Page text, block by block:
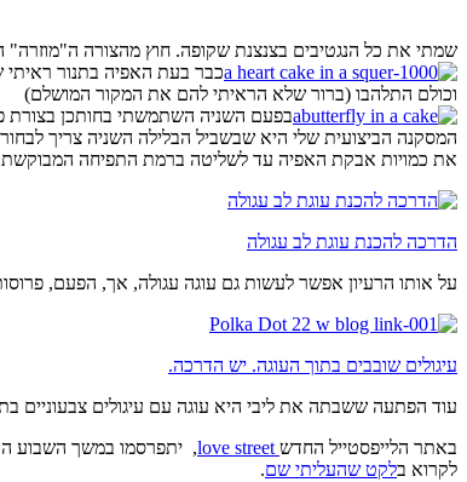
שמתי את כל הנגטיבים בצנצנת שקופה. חוץ מהצורה
כבר בעת האפיה בתנור
וכולם התלהבו (ברור שלא הראיתי להם את המקור המושלם)
בפעם השניה השתמשתי בחותכן בצורת
המסקנה הביצועית שלי היא שבשביל הבלילה השניה צריך
את כמויות אבקת האפיה עד לשליטה ברמת התפיחה
הדרכה להכנת עוגת לב עגולה
על אותו הרעיון אפשר לעשות גם עוגה עגולה, אך, הפעם,
עיגולים שובבים בתוך העוגה. יש הדרכה.
עוד הפתעה ששבתה את ליבי היא עוגה עם עיגולים צבעוניים
באתר הלייפסטייל החדש
, יתפרסמו במשך השבוע
לקרוא בלקט שהעליתי שם.